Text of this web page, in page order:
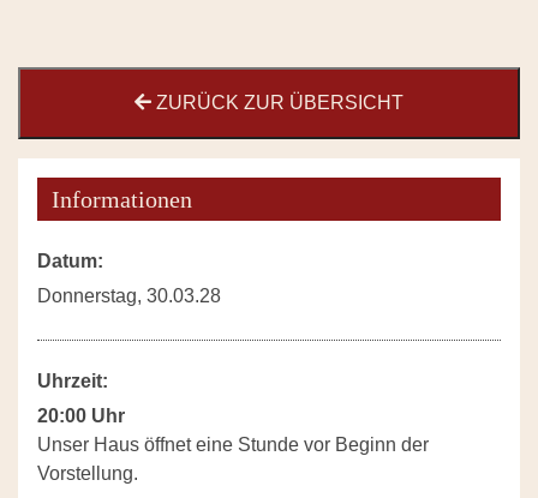
ZURÜCK ZUR ÜBERSICHT
Informationen
Datum:
Donnerstag, 30.03.28
Uhrzeit:
20:00 Uhr
Unser Haus öffnet eine Stunde vor Beginn der
Vorstellung.